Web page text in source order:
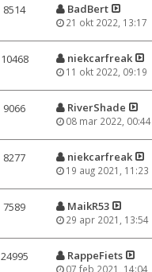
8514 BadBert
21 okt 2022, 13:17
10468 niekcarfreak
11 okt 2022, 09:19
9066 RiverShade
08 mar 2022, 00:44
8277 niekcarfreak
19 aug 2021, 11:23
7589 MaikR53
29 apr 2021, 13:54
24995 RappeFiets
07 feb 2021, 14:04